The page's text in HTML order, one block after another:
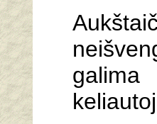
galima